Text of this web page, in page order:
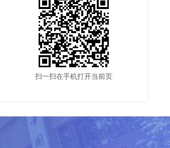
扫一扫在手机打开当前页